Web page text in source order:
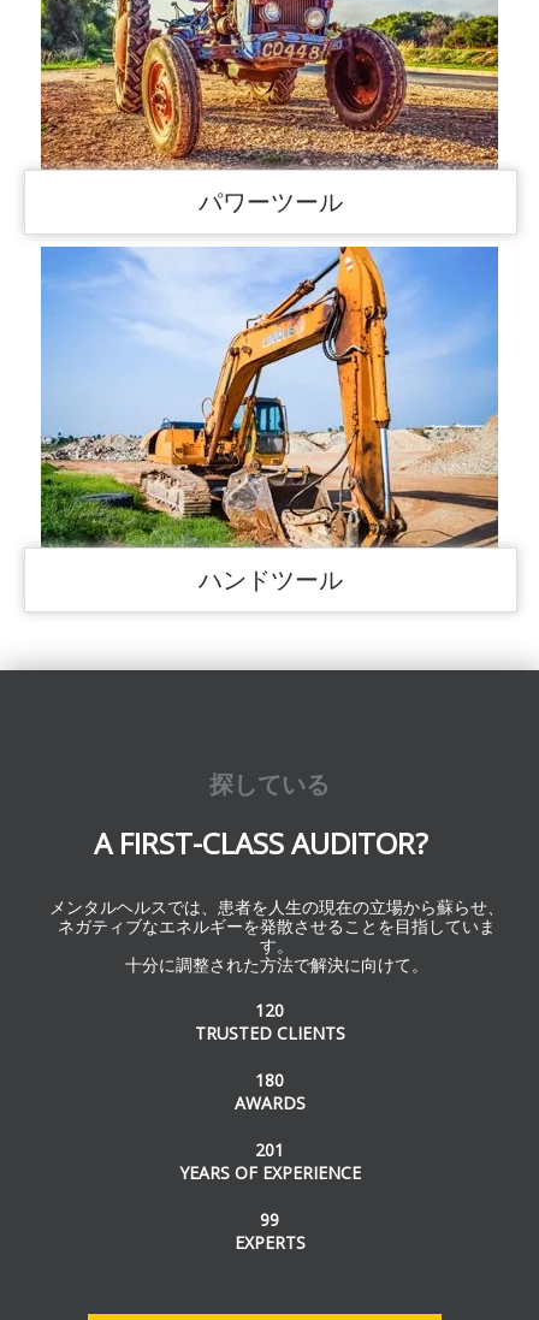
パワーツール
ハンドツール
探している
A FIRST-CLASS AUDITOR?
メンタルヘルスでは、患者を人生の現在の立場から蘇らせ、
ネガティブなエネルギーを発散させることを目指していま
す。
十分に調整された方法で解決に向けて。
120
TRUSTED CLIENTS
180
AWARDS
201
YEARS OF EXPERIENCE
99
EXPERTS